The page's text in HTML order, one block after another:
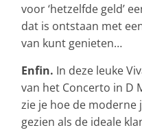
voor ‘hetzelfde geld’
dat is ontstaan met
van kunt genieten…
Enfin. In deze leuke
van het Concerto in D
zie je hoe de
gezien als de ideale